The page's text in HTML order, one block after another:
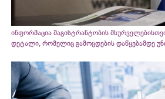
ინფორმაცია მაგისტრანტობის
დეტალი, რომელიც გამოცდების დაწყებამდე